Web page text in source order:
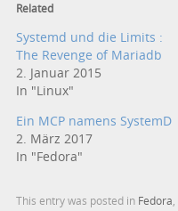
Related
Systemd und die Limits :
The Revenge of Mariadb
2. Januar 2015
In "Linux"
Ein MCP namens SystemD
2. März 2017
In "Fedora"
This entry was posted in Fedora